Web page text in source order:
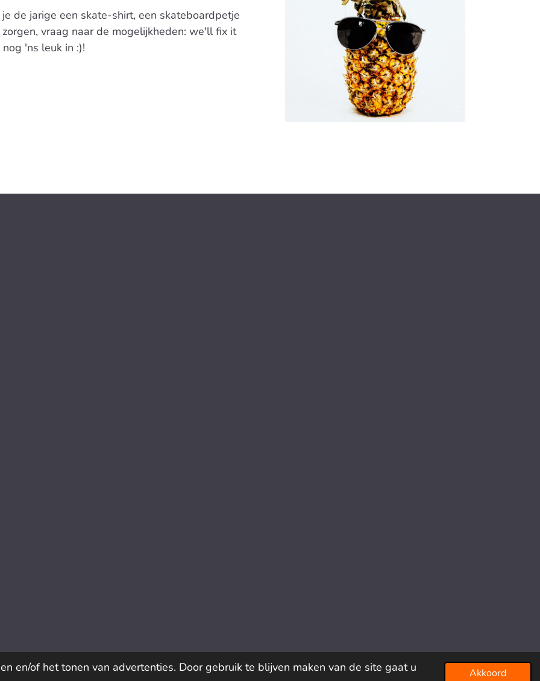
en/of het tonen van advertenties. Door gebruik te blijven maken van de site gaat u
Akkoord
de jarige een skate-shirt, een skateboardpetje
vraag naar de mogelijkheden: we'll fix it
'ns leuk in :)!